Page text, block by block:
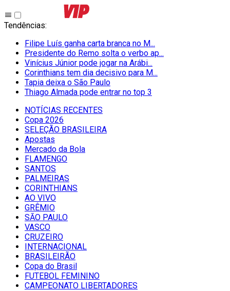
Tendências:
Filipe Luís ganha carta branca no M...
Presidente do Remo solta o verbo ap...
Vinícius Júnior pode jogar na Arábi...
Corinthians tem dia decisivo para M...
Tapia deixa o São Paulo
Thiago Almada pode entrar no top 3
NOTÍCIAS RECENTES
Copa 2026
SELEÇÃO BRASILEIRA
Apostas
Mercado da Bola
FLAMENGO
SANTOS
PALMEIRAS
CORINTHIANS
AO VIVO
GRÊMIO
SĀO PAULO
VASCO
CRUZEIRO
INTERNACIONAL
BRASILEIRÃO
Copa do Brasil
FUTEBOL FEMININO
CAMPEONATO LIBERTADORES